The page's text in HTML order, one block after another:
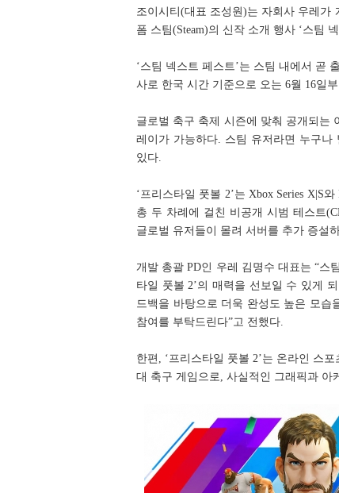
조이시티(대표 조성원)는 자회사 우레가
폼 스팀(Steam)의 신작 소개 행사 ‘스팀
‘스팀 넥스트 페스트’는 스팀 내에서 곧
사로 한국 시간 기준으로 오는 6월 16일
글로벌 축구 축제 시즌에 맞춰 공개되는
레이가 가능하다. 스팀 유저라면 누구나
있다.
‘프리스타일 풋볼 2’는 Xbox Series X|S
총 두 차례에 걸친 비공개 시범 테스트
글로벌 유저들이 몰려 서버를 추가 증설
개발 총괄 PD인 우레 김명수 대표는 “스
타일 풋볼 2’의 매력을 선보일 수 있게
드백을 바탕으로 더욱 완성도 높은 모습
참여를 부탁드린다”고 전했다.
한편, ‘프리스타일 풋볼 2’는 온라인 스
대 축구 게임으로, 사실적인 그래픽과 아